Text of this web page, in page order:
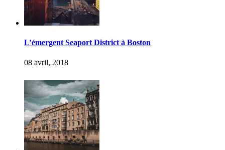
L’émergent Seaport District à Boston
08 avril, 2018